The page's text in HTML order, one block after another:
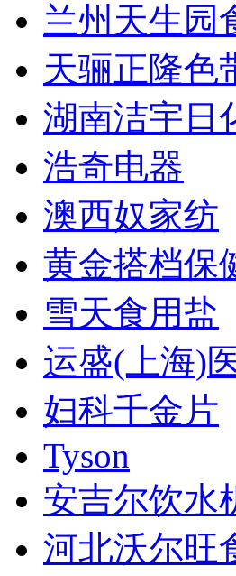
兰州天生园
天骊正隆色
湖南洁宇日
浩奇电器
澳西奴家纺
黄金搭档保
雪天食用盐
运盛(上海)
妇科千金片
Tyson
安吉尔饮水
河北沃尔旺